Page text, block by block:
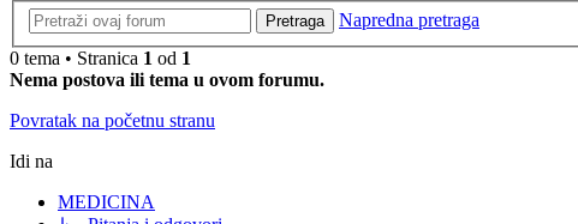
Pretraga
Napredna pretraga
0 tema • Stranica 1 od 1
Nema postova ili tema u ovom forumu.
Povratak na početnu stranu
Idi na
MEDICINA